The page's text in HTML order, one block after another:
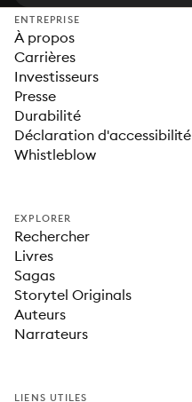
ENTREPRISE
À propos
Carrières
Investisseurs
Presse
Durabilité
Déclaration d'accessibilité
Whistleblow
EXPLORER
Rechercher
Livres
Sagas
Storytel Originals
Auteurs
Narrateurs
LIENS UTILES